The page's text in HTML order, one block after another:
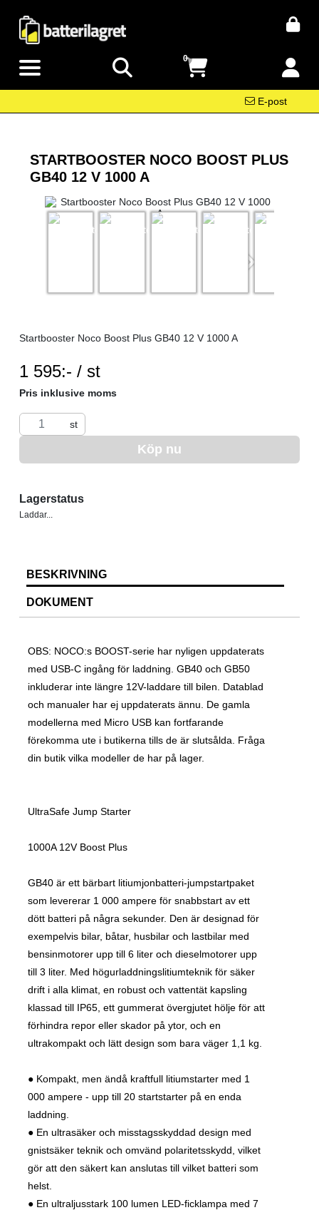
0
E-post
STARTBOOSTER NOCO BOOST PLUS
GB40 12 V 1000 A
Startbooster Noco Boost Plus GB40 12 V 1000 A
1 595:- / stSEK per ST
Pris inklusive moms
st
Köp nu
Lagerstatus
Laddar...
BESKRIVNING
DOKUMENT
OBS: NOCO:s BOOST-serie har nyligen uppdaterats
med USB-C ingång för laddning. GB40 och GB50
inkluderar inte längre 12V-laddare till bilen. Datablad
och manualer har ej uppdaterats ännu. De gamla
modellerna med Micro USB kan fortfarande
förekomma ute i butikerna tills de är slutsålda. Fråga
din butik vilka modeller de har på lager.
UltraSafe Jump Starter
1000A 12V Boost Plus
GB40 är ett bärbart litiumjonbatteri-jumpstartpaket
som levererar 1 000 ampere för snabbstart av ett
dött batteri på några sekunder. Den är designad för
exempelvis bilar, båtar, husbilar och lastbilar med
bensinmotorer upp till 6 liter och dieselmotorer upp
till 3 liter. Med högurladdningslitiumteknik för säker
drift i alla klimat, en robust och vattentät kapsling
klassad till IP65, ett gummerat övergjutet hölje för att
förhindra repor eller skador på ytor, och en
ultrakompakt och lätt design som bara väger 1,1 kg.
● Kompakt, men ändå kraftfull litiumstarter med 1
000 ampere - upp till 20 startstarter på en enda
laddning.
● En ultrasäker och misstagsskyddad design med
gnistsäker teknik och omvänd polaritetsskydd, vilket
gör att den säkert kan anslutas till vilket batteri som
helst.
● En ultraljusstark 100 lumen LED-ficklampa med 7